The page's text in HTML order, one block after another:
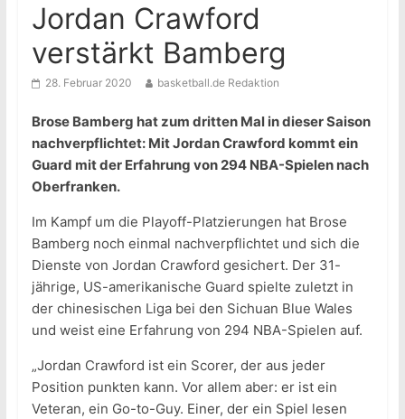
Jordan Crawford
verstärkt Bamberg
28. Februar 2020 basketball.de Redaktion
Brose Bamberg hat zum dritten Mal in dieser Saison
nachverpflichtet: Mit Jordan Crawford kommt ein
Guard mit der Erfahrung von 294 NBA-Spielen nach
Oberfranken.
Im Kampf um die Playoff-Platzierungen hat Brose
Bamberg noch einmal nachverpflichtet und sich die
Dienste von Jordan Crawford gesichert. Der 31-
jährige, US-amerikanische Guard spielte zuletzt in
der chinesischen Liga bei den Sichuan Blue Wales
und weist eine Erfahrung von 294 NBA-Spielen auf.
„Jordan Crawford ist ein Scorer, der aus jeder
Position punkten kann. Vor allem aber: er ist ein
Veteran, ein Go-to-Guy. Einer, der ein Spiel lesen